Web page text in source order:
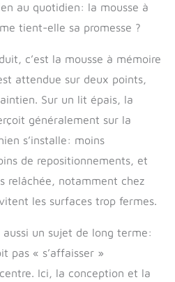
au quotidien: la mousse à
tient-elle sa promesse ?
c’est la mousse à mémoire
attendue sur deux points,
Sur un lit épais, la
généralement sur la
s’installe: moins
de repositionnements, et
relâchée, notamment chez
les surfaces trop fermes.
un sujet de long terme:
pas « s’affaisser »
Ici, la conception et la